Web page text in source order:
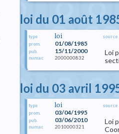
loi du 01 août
type loi
prom. 01/08/1985
pub. 15/11/2000
numac 2000000832
source
Loi
loi du 03 avril
type loi
prom. 03/04/1995
pub. 03/06/2010
numac 2010000321
source
Loi